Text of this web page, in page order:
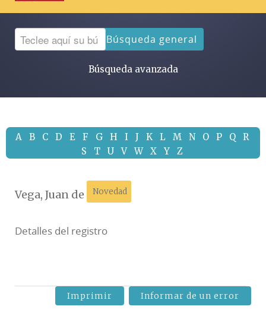
Búsqueda general
Búsqueda avanzada
A B C D E F G H I J K L M N O P Q
R
S
T U V W X Y Z
Vega, Juan de Novedad
Detalles del registro
Imprimir Informar de un error